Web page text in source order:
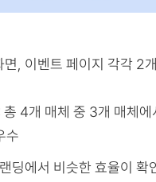
면, 이벤트 페이지 각각 2
총 4개 매체 중 3개 매체에
수
딩에서 비슷한 효율이 확